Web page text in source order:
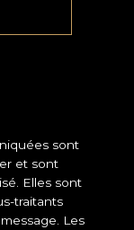
sont
et sont
Elles sont
traitants
Les